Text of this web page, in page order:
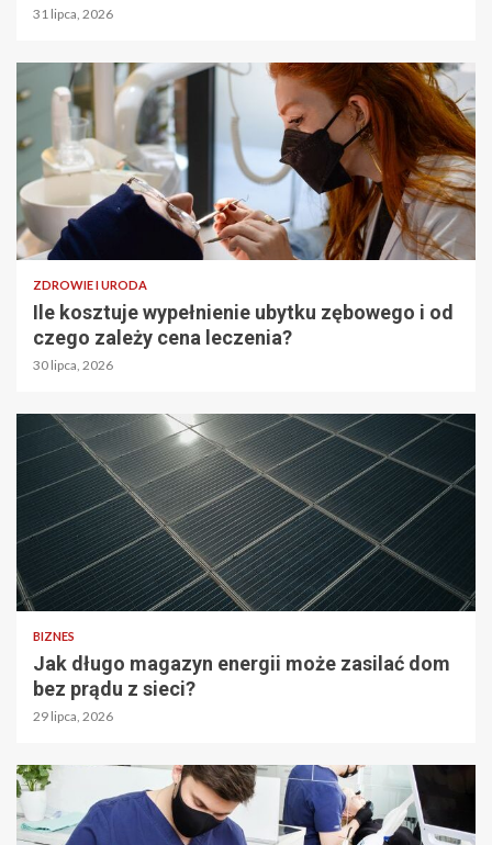
31 lipca, 2026
ZDROWIE I URODA
Ile kosztuje wypełnienie ubytku zębowego i od
czego zależy cena leczenia?
30 lipca, 2026
BIZNES
Jak długo magazyn energii może zasilać dom
bez prądu z sieci?
29 lipca, 2026